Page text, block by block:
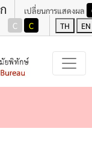
ก เปลี่ยนการแสดงผล
C
C TH EN